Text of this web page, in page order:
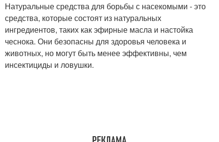
Натуральные средства для борьбы с насекомыми - это
средства, которые состоят из натуральных
ингредиентов, таких как эфирные масла и настойка
чеснока. Они безопасны для здоровья человека и
животных, но могут быть менее эффективны, чем
инсектициды и ловушки.